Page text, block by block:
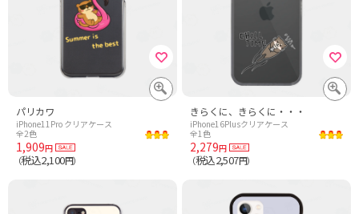
パリカワ
iPhone11Pro クリアケース
全2色
1,909円
（税込2,100円）
きらくに、きらくに・・・
iPhone16Plusクリアケース
全1色
2,279円
（税込2,507円）